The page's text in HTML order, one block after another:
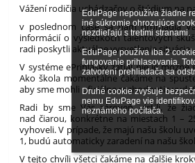
EduPage nepoužíva žiadne
iné súkromie ohrozujúce
nezdieľajú s tretími stranami.
EduPage používa iba 2
fungovanie prihlasovania.
zatvorení prehliadača sa
Druhé cookie zvyšuje
nemu EduPage vie
neznámeho počítača.
Vážení rodičia uchádzačov o štúdium na
v poslednom čase sa nám hromadia
informácií o výsledkoch talentových
radi poskytli aktuálne vysvetlenie situácie.
V systéme ePrihlášky zatiaľ nie je
Ako škola momentálne čakáme na
aby sme mohli oficiálne rozhodnutia
Radi by sme Vás zároveň uistili, že
nad čiarou, konkrétne na miestach 1 –
vyhoveli. V prípade, že majú našu školu
1, budú automaticky zaradení na našu
V tejto chvíli všetci čakáme na ďalšie